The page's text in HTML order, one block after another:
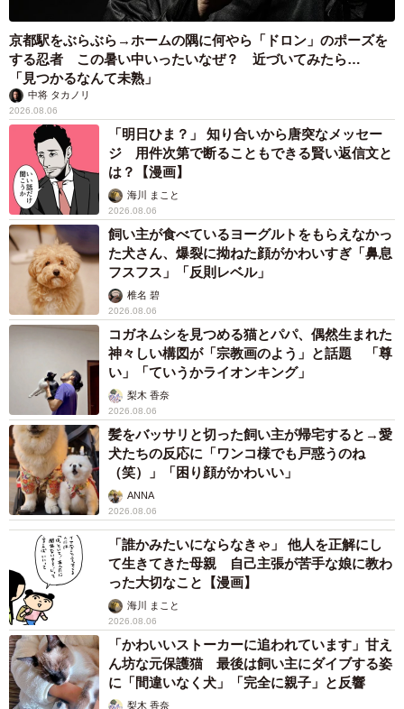
京都駅をぶらぶら→ホームの隅に何やら「ドロン」のポーズを
する忍者 この暑い中いったいなぜ？ 近づいてみたら…
「見つかるなんて未熟」
中将 タカノリ
2026.08.06
「明日ひま？」 知り合いから唐突なメッセー
ジ 用件次第で断ることもできる賢い返信文と
は？【漫画】
海川 まこと
2026.08.06
飼い主が食べているヨーグルトをもらえなかっ
た犬さん、爆裂に拗ねた顔がかわいすぎ「鼻息
フスフス」「反則レベル」
椎名 碧
2026.08.06
コガネムシを見つめる猫とパパ、偶然生まれた
神々しい構図が「宗教画のよう」と話題 「尊
い」「ていうかライオンキング」
梨木 香奈
2026.08.06
髪をバッサリと切った飼い主が帰宅すると→愛
犬たちの反応に「ワンコ様でも戸惑うのね
（笑）」「困り顔がかわいい」
ANNA
2026.08.06
「誰かみたいにならなきゃ」 他人を正解にし
て生きてきた母親 自己主張が苦手な娘に教わ
った大切なこと【漫画】
海川 まこと
2026.08.06
「かわいいストーカーに追われています」甘え
ん坊な元保護猫 最後は飼い主にダイブする姿
に「間違いなく犬」「完全に親子」と反響
梨木 香奈